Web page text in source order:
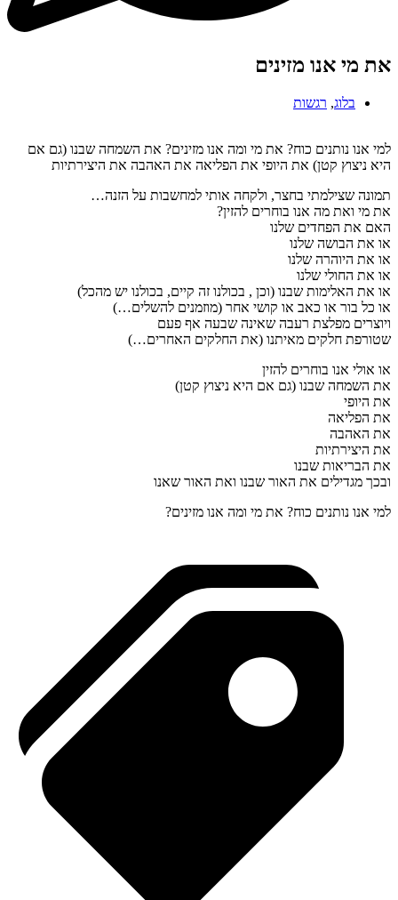
את מי אנו מזינים
בלוג, רגשות
למי אנו נותנים כוח? את מי ומה אנו מזינים? את השמחה שבנו (גם אם
היא ניצוץ קטן) את היופי את הפליאה את האהבה את היצירתיות
תמונה שצילמתי בחצר, ולקחה אותי למחשבות על הזנה…
את מי ואת מה אנו בוחרים להזין?
האם את הפחדים שלנו
או את הבושה שלנו
או את היוהרה שלנו
או את החולי שלנו
או את האלימות שבנו (וכן , בכולנו זה קיים, בכולנו יש מהכל)
או כל בור או כאב או קושי אחר (מוזמנים להשלים…)
ויוצרים מפלצת רעבה שאינה שבעה אף פעם
שטורפת חלקים מאיתנו (את החלקים האחרים…)
או אולי אנו בוחרים להזין
את השמחה שבנו (גם אם היא ניצוץ קטן)
את היופי
את הפליאה
את האהבה
את היצירתיות
את הבריאות שבנו
ובכך מגדילים את האור שבנו ואת האור שאנו
למי אנו נותנים כוח? את מי ומה אנו מזינים?